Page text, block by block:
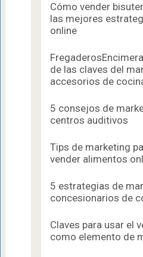
Cómo vender
las mejores
online
de las claves del
accesorios de
5 consejos de
centros auditivos
Tips de marketing
vender alimentos
5 estrategias de
concesionarios de
Claves para usar el
como elemento de